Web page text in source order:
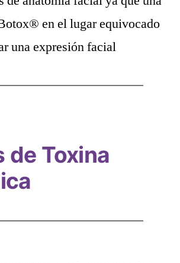
en el lugar equivocado
una expresión facial
de Toxina